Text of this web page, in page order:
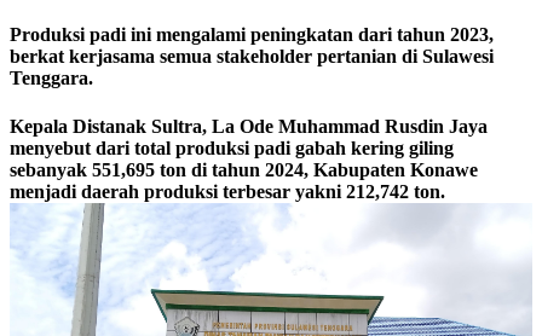
Produksi padi ini mengalami peningkatan dari tahun 2023,
berkat kerjasama semua stakeholder pertanian di Sulawesi
Tenggara.
Kepala Distanak Sultra, La Ode Muhammad Rusdin Jaya
menyebut dari total produksi padi gabah kering giling
sebanyak 551,695 ton di tahun 2024, Kabupaten Konawe
menjadi daerah produksi terbesar yakni 212,742 ton.